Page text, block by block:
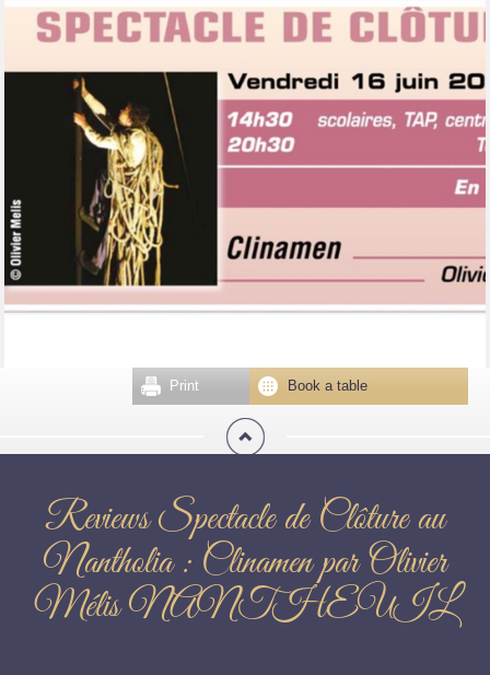
Book a table
Print
Reviews Spectacle de Clôture au
Nantholia : Clinamen par Olivier
Mélis NANTHEUIL